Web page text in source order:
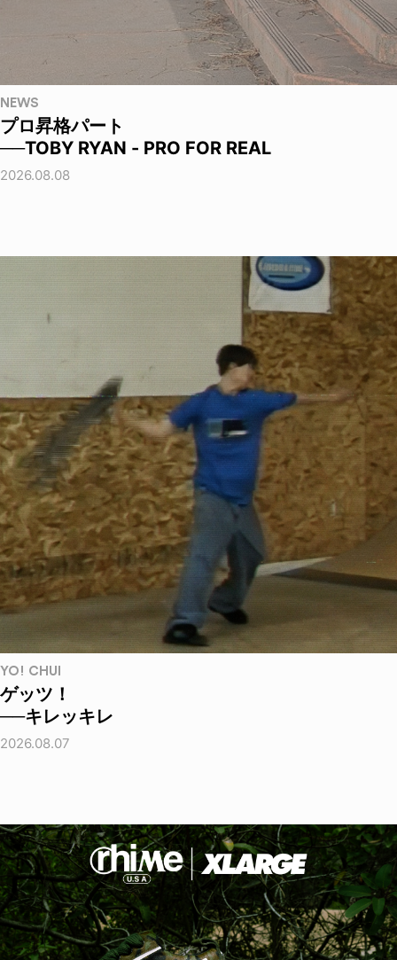
NEWS
プロ昇格パート
──TOBY RYAN - PRO FOR REAL
2026.08.08
YO! CHUI
ゲッツ！
──キレッキレ
2026.08.07